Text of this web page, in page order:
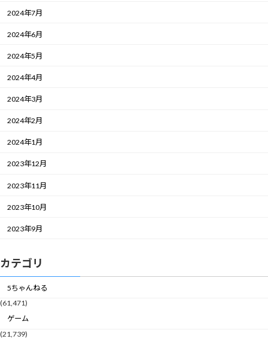
2024年7月
2024年6月
2024年5月
2024年4月
2024年3月
2024年2月
2024年1月
2023年12月
2023年11月
2023年10月
2023年9月
カテゴリ
5ちゃんねる
(61,471)
ゲーム
(21,739)